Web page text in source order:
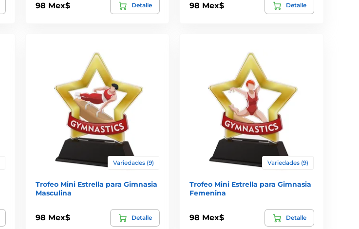
98 Mex$ Detalle 98 Mex$ Detalle
Variedades (9)
Trofeo Mini Estrella para Gimnasia
Masculina
98 Mex$ Detalle
Variedades (9)
Trofeo Mini Estrella para Gimnasia
Femenina
98 Mex$ Detalle